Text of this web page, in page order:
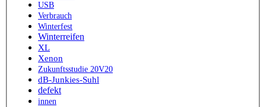
USB
Verbrauch
Winterfest
Winterreifen
XL
Xenon
Zukunftsstudie 20V20
dB-Junkies-Suhl
defekt
innen